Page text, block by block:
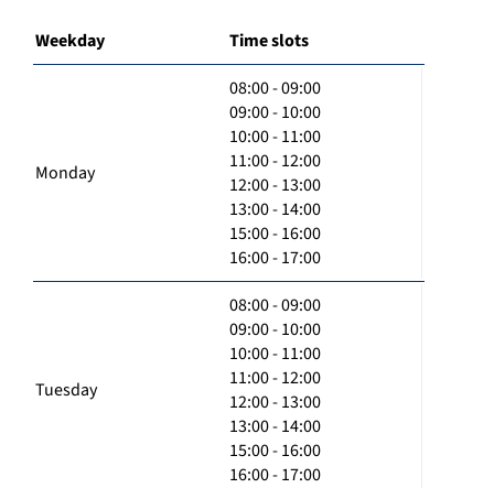
Weekday Time slots
Monday
08:00 - 09:00
09:00 - 10:00
10:00 - 11:00
11:00 - 12:00
12:00 - 13:00
13:00 - 14:00
15:00 - 16:00
16:00 - 17:00
Tuesday
08:00 - 09:00
09:00 - 10:00
10:00 - 11:00
11:00 - 12:00
12:00 - 13:00
13:00 - 14:00
15:00 - 16:00
16:00 - 17:00